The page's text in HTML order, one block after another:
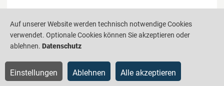
Produktinformationsstelle für das Bauwesen IS-ARGEBAU
Barrierefreiheit Datenschutz
Auf unserer Website werden technisch notwendige Cookies
verwendet. Optionale Cookies können Sie akzeptieren oder
ablehnen. Datenschutz
Einstellungen Ablehnen Alle akzeptieren